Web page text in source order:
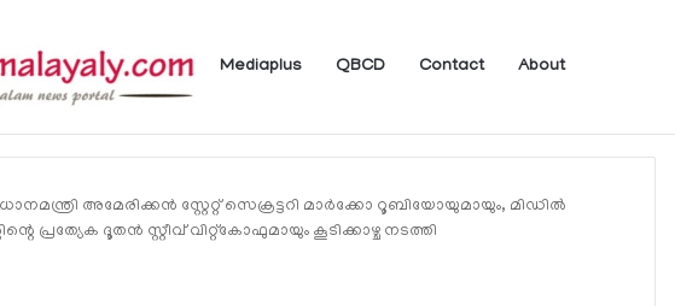
Mediaplus QBCD Contact About
അമേരിക്കന്‍ സ്റ്റേറ്റ് സെക്രട്ടറി മാര്‍ക്കോ റൂബിയോയുമായും, മിഡില്‍
പ്രത്യേക ദൂതന്‍ സ്റ്റീവ് വിറ്റ്‌കോഫുമായും കൂടിക്കാഴ്ച നടത്തി